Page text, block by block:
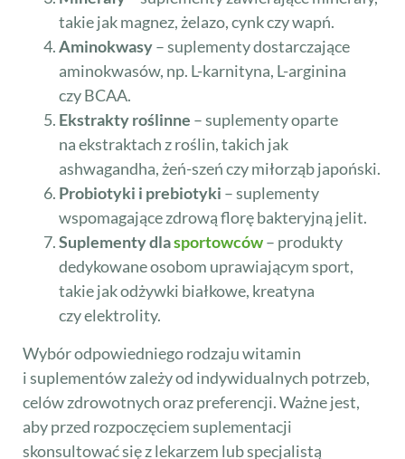
takie jak magnez, żelazo, cynk czy wapń.
Aminokwasy– suplementy dostarczające
aminokwasów, np. L-karnityna, L-arginina
czy BCAA.
Ekstrakty roślinne – suplementy oparte
na ekstraktach z roślin, takich jak
ashwagandha, żeń-szeń czy miłorząb japoński.
Probiotyki i prebiotyki – suplementy
wspomagające zdrową florę bakteryjną jelit.
Suplementy dlasportowców– produkty
dedykowane osobom uprawiającym sport,
takie jak odżywki białkowe, kreatyna
czy elektrolity.
Wybór odpowiedniego rodzaju witamin
i suplementów zależy od indywidualnych potrzeb,
celów zdrowotnych oraz preferencji. Ważne jest,
aby przed rozpoczęciem suplementacji
skonsultować się z lekarzem lub specjalistą